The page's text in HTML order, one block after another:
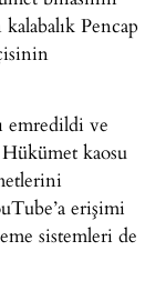
Pencap
emredildi ve
Hükümet kaosu
erişimi
sistemleri de